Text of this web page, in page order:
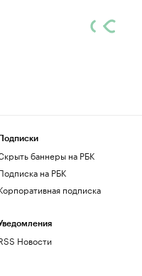
Подписки
баннеры на РБК
на РБК
подписка
Новости